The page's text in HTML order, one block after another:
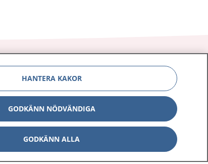
Press
Digital tillgänglighet
HANTERA KAKOR
GODKÄNN NÖDVÄNDIGA
GODKÄNN ALLA